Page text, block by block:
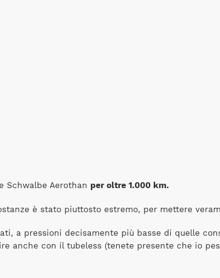
Schwalbe Aerothan per oltre 1.000 km.
è stato piuttosto estremo, per mettere
a pressioni decisamente più basse di quelle
anche con il tubeless (tenete presente che io